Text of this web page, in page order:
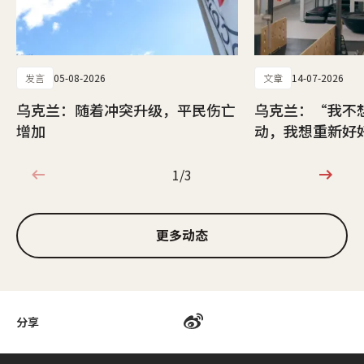
分享
发言 05-08-2026
乌克兰：随着冲突升级，平民伤亡
增加
文章 14-07-2026
乌克兰：“我不
动，我想重新
1/3
1/3
更多动态